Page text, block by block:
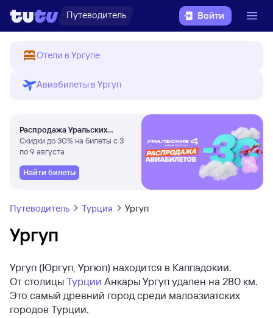
Путеводитель Войти
Отели в Ургупе
Авиабилеты в Ургуп
Распродажа Уральских
авиалиний
Скидки до 30% на билеты с 3
по 9 августа
Найти билеты
Путеводитель Турция Ургуп
Ургуп
Ургуп (Юргуп, Ургюп) находится в Каппадокии.
От столицыТурции Анкары Ургуп удален на 280 км.
Это самый древний город среди малоазиатских
городов Турции.